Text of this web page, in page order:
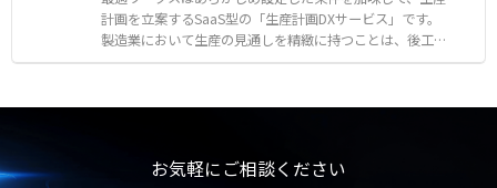
歴等のデータを出力 ・スマートフォン等から在庫状況を
リアルタイムに確認可能
計画を立案するSaaS型の「生産計画DXサービス」です。
製造業において生産の見通しを精緻に持つことは、後工程
や顧客に対して妥当な見通しを示すため、さらに、業務改
ワークスは、「いつまでに、何個、どの製品を」というオ
なく、納期遵守・品質担保・在庫の適正化や現場の生産効
お気軽にご相談ください